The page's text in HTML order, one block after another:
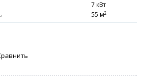
7 кВт
55 м2